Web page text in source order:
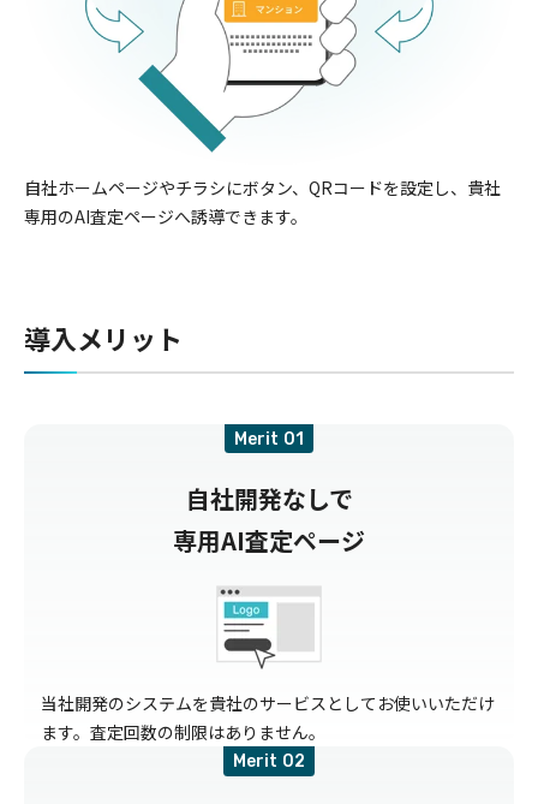
自社ホームページやチラシにボタン、QRコードを設定し、貴社
専用のAI査定ページへ誘導できます。
導入メリット
Merit
自社開発なしで
専用AI査定ページ
当社開発のシステムを貴社のサービスとしてお使いいただけ
ます。査定回数の制限はありません。
Merit